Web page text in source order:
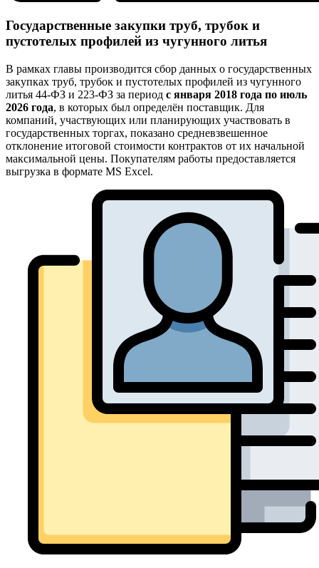
Государственные закупки труб, трубок и
пустотелых профилей из чугунного литья
В рамках главы производится сбор данных о государственных
закупках труб, трубок и пустотелых профилей из чугунного
литья 44-ФЗ и 223-ФЗ за период с января 2018 года по июль
2026 года, в которых был определён поставщик. Для
компаний, участвующих или планирующих участвовать в
государственных торгах, показано средневзвешенное
отклонение итоговой стоимости контрактов от их начальной
максимальной цены. Покупателям работы предоставляется
выгрузка в формате MS Excel.